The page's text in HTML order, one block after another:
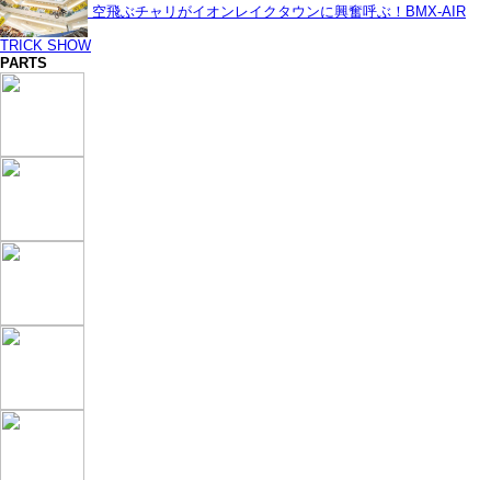
空飛ぶチャリがイオンレイクタウンに興奮呼ぶ！BMX-AIR
TRICK SHOW
PARTS